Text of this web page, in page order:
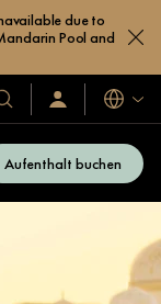
due to
Pool and
Resorts
Anmelden/Jetzt
beitreten
Sprachen
Aufenthalt buchen